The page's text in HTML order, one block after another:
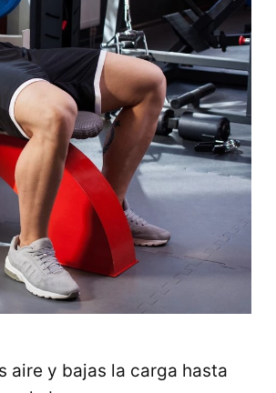
aire y bajas la carga hasta